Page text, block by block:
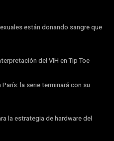
están donando sangre que
del VIH en Tip Toe
la serie terminará con su
la estrategia de hardware del